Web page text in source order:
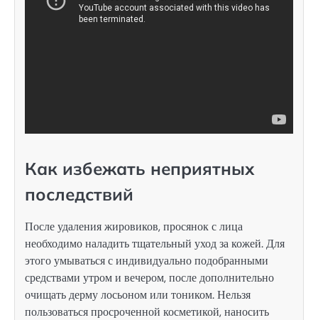
Как избежать неприятных
последствий
После удаления жировиков, просянок с лица
необходимо наладить тщательный уход за кожей. Для
этого умываться с индивидуально подобранными
средствами утром и вечером, после дополнительно
очищать дерму лосьоном или тоником. Нельзя
пользоваться просроченной косметикой, наносить